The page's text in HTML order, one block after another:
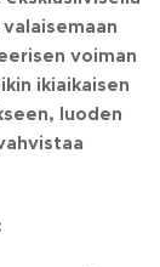
voiman
ikiaikaisen
luoden